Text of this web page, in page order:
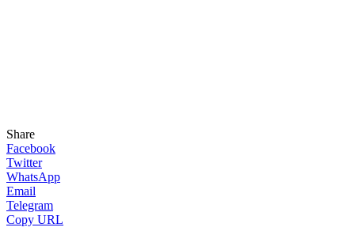
Share
Facebook
Twitter
WhatsApp
Email
Telegram
Copy URL